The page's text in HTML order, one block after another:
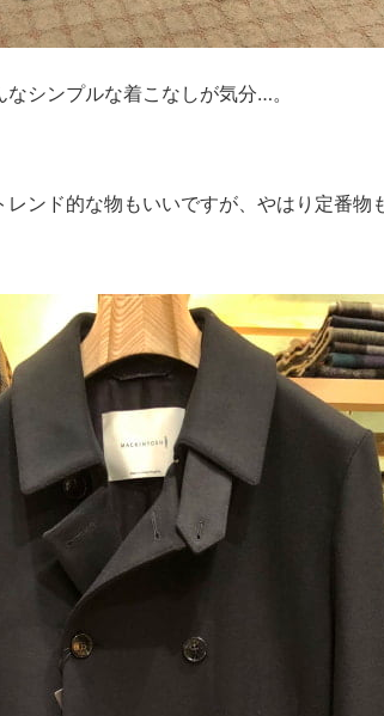
シンプルな着こなしが気分…。
ンド的な物もいいですが、 やはり定番物